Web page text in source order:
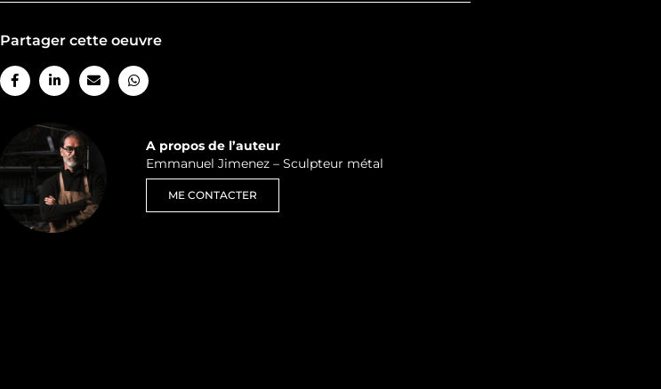
Partager cette oeuvre
A propos de l’auteur
Emmanuel Jimenez – Sculpteur métal
ME CONTACTER